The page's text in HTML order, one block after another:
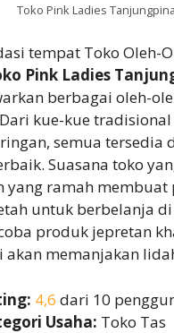
Toko Pink Ladies
tempat Toko Oleh-
Pink Ladies
berbagai oleh-
kue-kue
semua tersedia
Suasana toko
yang ramah membuat
untuk berbelanja di
produk jepretan
akan memanjakan
4,6 dari 10
Usaha: Toko Tas